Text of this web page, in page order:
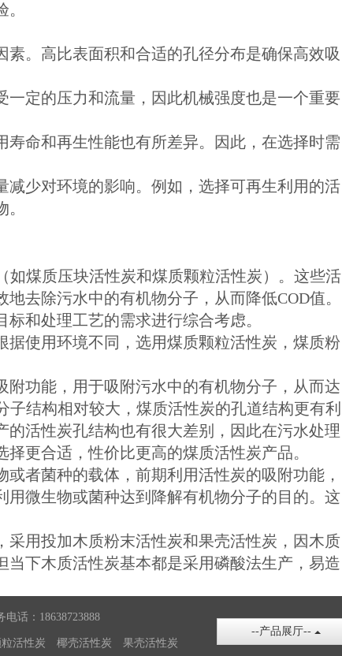
。高比表面积和合适的孔径分布是确保高效吸
定的压力和流量，因此机械强度也是一个重要
命和再生性能也有所差异。因此，在选择时需
少对环境的影响。例如，选择可再生利用的活
如煤质压块活性炭和煤质颗粒活性炭）。这些活
去除污水中的有机物分子，从而降低COD值。
和处理工艺的需求进行综合考虑。
使用环境不同，选用煤质颗粒活性炭，煤质粉
功能，用于吸附污水中的有机物分子，从而达
结构相对较大，煤质活性炭的孔道结构更有利
活性炭孔结构也有很大差别，因此在污水处理
更合适，性价比更高的煤质活性炭产品。
者菌种的载体，前期利用活性炭的吸附功能，
微生物或菌种达到降解有机物分子的目的。这
用投加木质粉末活性炭和果壳活性炭，因木质
下木质活性炭基本都是采用磷酸法生产，易造
电话：18638723888
活性炭 椰壳活性炭
果壳活性炭
--产品展厅--